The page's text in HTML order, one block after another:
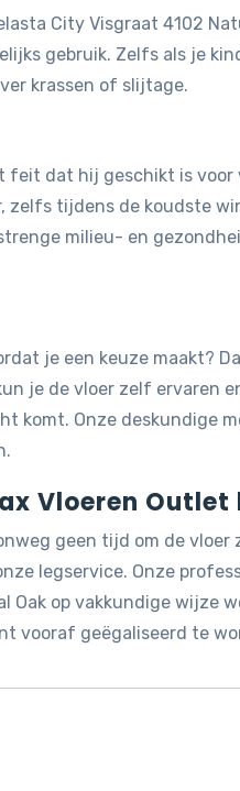
City Visgraat 4102
gebruik. Zelfs als je
krassen of slijtage.
feit dat hij geschikt is voor
tijdens de koudste
milieu- en
je een keuze maakt?
je de vloer zelf ervaren
Onze deskundige
Vloeren
geen tijd om de vloer
legservice. Onze
Oak op vakkundige wijze
vooraf geëgaliseerd te